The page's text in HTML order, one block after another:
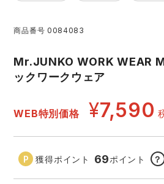
刺繍・プリント加工対象商品
アイトス ランキング
ジーベック ランキング
作業着
エアークラフト
サーヴォ セロ
アタックベース サン
商品番号 0084083
Mr.JUNKO WORK WEAR
ックワークウェア
WEB特別価格 ¥7,590
獲得ポイント 69ポイント ？